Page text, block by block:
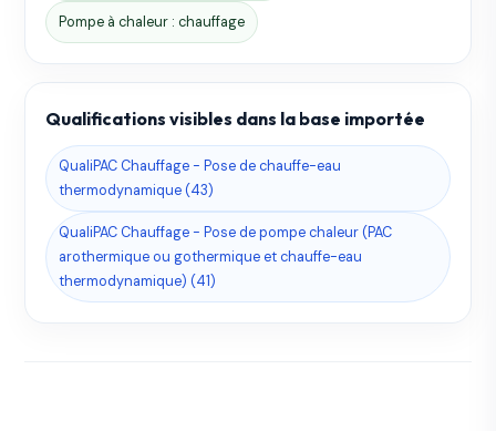
Pompe à chaleur : chauffage
Qualifications visibles dans la base importée
QualiPAC Chauffage - Pose de chauffe-eau
thermodynamique (43)
QualiPAC Chauffage - Pose de pompe chaleur (PAC
arothermique ou gothermique et chauffe-eau
thermodynamique) (41)